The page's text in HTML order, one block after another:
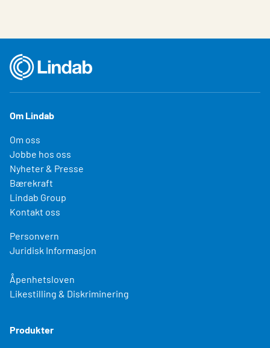
Om Lindab
Om oss
Jobbe hos oss
Nyheter & Presse
Bærekraft
Lindab Group
Kontakt oss
Personvern
Juridisk Informasjon
Åpenhetsloven
Likestilling & Diskriminering
Produkter